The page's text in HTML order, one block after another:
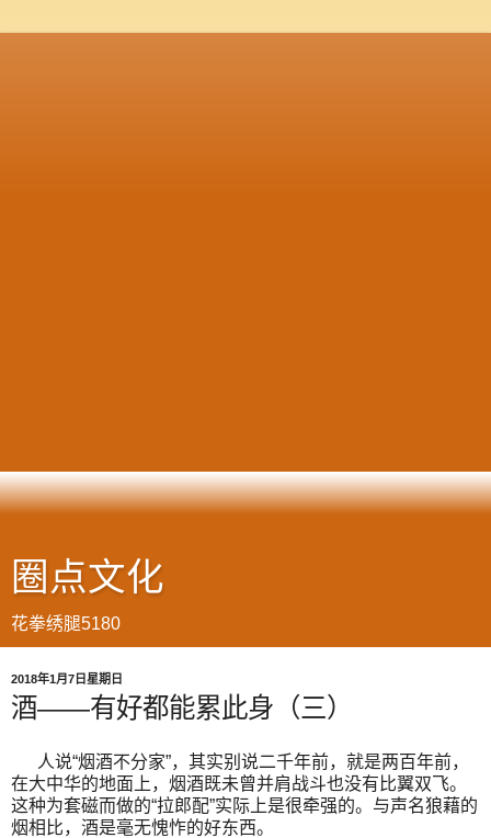
圈点文化
花拳绣腿5180
2018年1月7日星期日
酒——有好都能累此身（三）
人说“烟酒不分家”，其实别说二千年前，就是两百年前，
在大中华的地面上，烟酒既未曾并肩战斗也没有比翼双飞。
这种为套磁而做的“拉郎配”实际上是很牵强的。与声名狼藉的
烟相比，酒是毫无愧怍的好东西。